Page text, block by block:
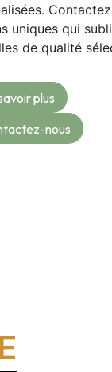
uniques qui
de qualité
plus
nous